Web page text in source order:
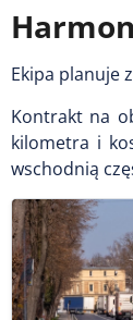
Ekipa planuje
Kontrakt na
kilometra i
wschodnią